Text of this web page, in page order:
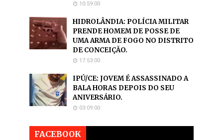
10:59:00
HIDROLÂNDIA: POLÍCIA MILITAR
PRENDE HOMEM DE POSSE DE
UMA ARMA DE FOGO NO DISTRITO
DE CONCEIÇÃO.
17:53:00
IPÚ/CE: JOVEM É ASSASSINADO A
BALA HORAS DEPOIS DO SEU
ANIVERSÁRIO.
03:09:00
FACEBOOK